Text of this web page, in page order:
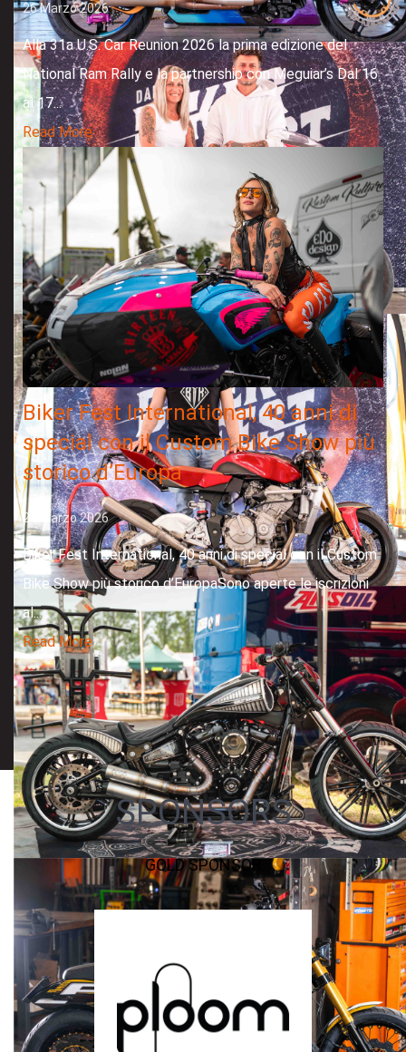
26 Marzo 2026
Alla 31a U.S. Car Reunion 2026 la prima edizione del
National Ram Rally e la partnership con Meguiar’s Dal 16
al 17...
Read More
Biker Fest International, 40 anni di
special con il Custom Bike Show più
storico d’Europa
26 Marzo 2026
Biker Fest International, 40 anni di special con il Custom
Bike Show più storico d’EuropaSono aperte le iscrizioni
al...
Read More
SPONSORS
GOLD SPONSOR